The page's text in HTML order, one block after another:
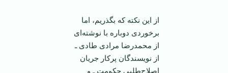
از این نکته که بگذریم، اما
برخوردی دوباره با نوشته‌ای
از محمدرضا مرادی طادی ـ
از نویسندگان پرکار جریان
اصلاح‌طلبیِ حکومت ـ و